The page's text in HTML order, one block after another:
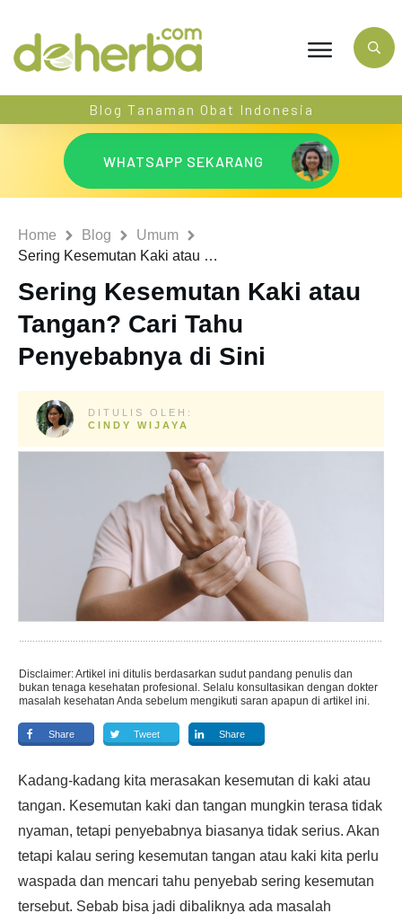
Blog Tanaman Obat Indonesia
WHATSAPP SEKARANG
Home Blog
Umum
Sering Kesemutan Kaki atau Tangan? Cari Tahu Penyebabnya di Sini
Sering Kesemutan Kaki atau
Tangan? Cari Tahu
Penyebabnya di Sini
DITULIS OLEH:
CINDY WIJAYA
Disclaimer: Artikel ini ditulis berdasarkan sudut pandang penulis dan
bukan tenaga kesehatan profesional. Selalu konsultasikan dengan dokter
masalah kesehatan Anda sebelum mengikuti saran apapun di artikel ini.
Share Tweet Share
Kadang-kadang kita merasakan kesemutan di kaki atau
tangan. Kesemutan kaki dan tangan mungkin terasa tidak
nyaman, tetapi penyebabnya biasanya tidak serius. Akan
tetapi kalau sering kesemutan tangan atau kaki kita perlu
waspada dan mencari tahu penyebab sering kesemutan
tersebut. Sebab bisa jadi dibaliknya ada masalah